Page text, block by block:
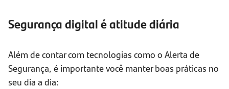
Segurança digital é atitude diária
Além de contar com tecnologias como o Alerta de
Segurança, é importante você manter boas práticas no
seu dia a dia: